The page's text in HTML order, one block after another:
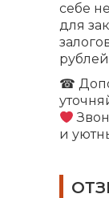
себе
для
☎
и